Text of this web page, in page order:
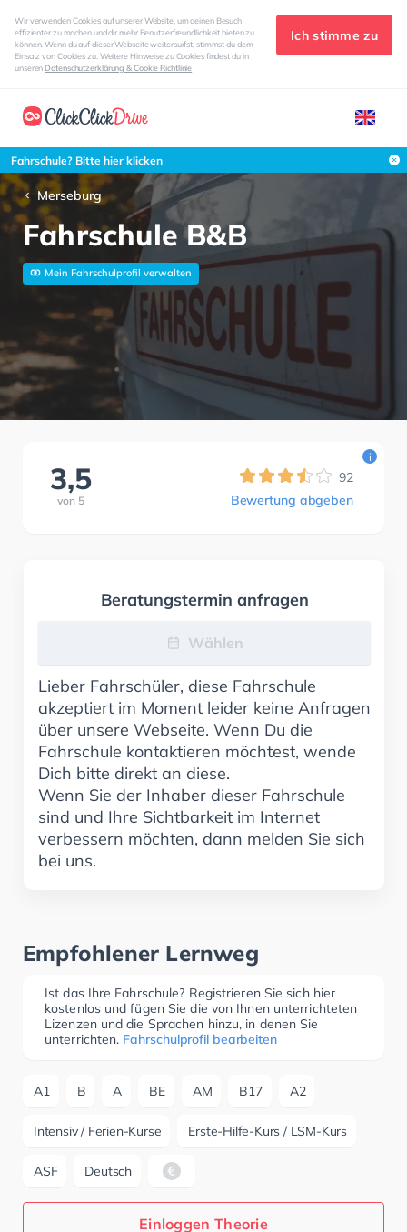
Wir verwenden Cookies auf unserer Website, um deinen Besuch
effizienter zu machen und dir mehr Benutzerfreundlichkeit bieten zu
können. Wenn du auf dieser Webseite weitersurfst, stimmst du dem
Einsatz von Cookies zu. Weitere Hinweise zu Cookies findest du in
unserenDatenschutzerklärung & Cookie Richtlinie
Ich stimme zu
Fahrschule? Bitte hier klicken
Merseburg
Fahrschule B&B
Mein Fahrschulprofil verwalten
3,5
von 5
92
Bewertung abgeben
i
Beratungstermin anfragen
Wählen
Lieber Fahrschüler, diese Fahrschule
akzeptiert im Moment leider keine Anfragen
über unsere Webseite. Wenn Du die
Fahrschule kontaktieren möchtest, wende
Dich bitte direkt an diese.
Wenn Sie der Inhaber dieser Fahrschule
sind und Ihre Sichtbarkeit im Internet
verbessern möchten, dann melden Sie sich
bei uns.
Empfohlener Lernweg
Ist das Ihre Fahrschule? Registrieren Sie sich hier
kostenlos und fügen Sie die von Ihnen unterrichteten
Lizenzen und die Sprachen hinzu, in denen Sie
unterrichten. Fahrschulprofil bearbeiten
A1 B A BE AM B17 A2
Intensiv / Ferien-Kurse Erste-Hilfe-Kurs / LSM-Kurs
ASF Deutsch
Einloggen Theorie